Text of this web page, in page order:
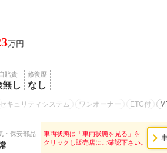
万円
賠責
し
修復歴
なし
セキュリティシステム ワンオーナー ETC付
・保安部品
車両状態は「車両状態を見る」を
クリックし販売店にご確認下さい。